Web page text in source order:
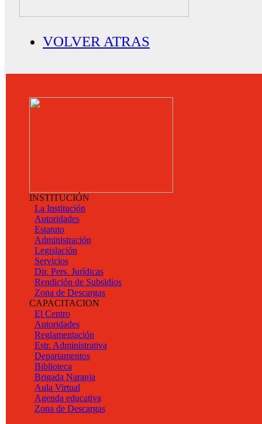
VOLVER ATRAS
INSTITUCIÓN
La Institución
Autoridades
Estatuto
Administración
Legislación
Servicios
Dir. Pers. Jurídicas
Rendición de Subsidios
Zona de Descargas
CAPACITACION
El Centro
Autoridades
Reglamentación
Estr. Administrativa
Departamentos
Biblioteca
Brigada Naranja
Aula Virtual
Agenda educativa
Zona de Descargas